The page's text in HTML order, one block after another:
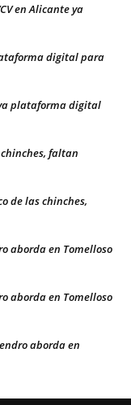
en Alicante ya
digital para
plataforma digital
faltan
de las chinches,
aborda en Tomelloso
aborda en Tomelloso
aborda en